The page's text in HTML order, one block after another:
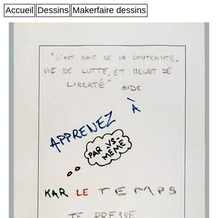
Accueil Dessins Makerfaire dessins